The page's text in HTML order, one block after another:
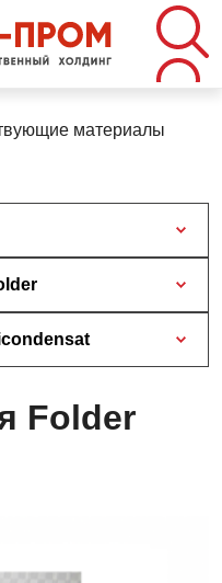
материалы
Folder